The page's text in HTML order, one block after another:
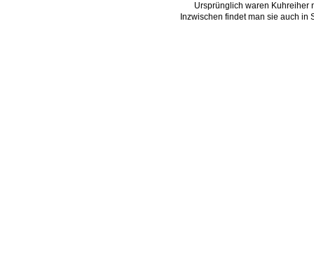
Ursprünglich waren Kuhreiher
Inzwischen findet man sie auch in